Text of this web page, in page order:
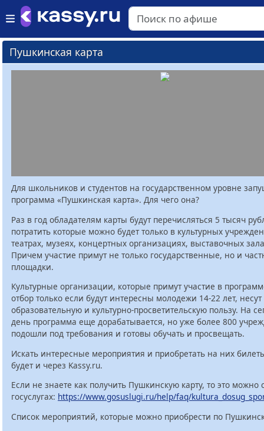
Пушкинская карта
Для школьников и студентов на государственном уровне
программа «Пушкинская карта». Для чего она?
Раз в год обладателям карты будут перечисляться 5 тысяч
потратить которые можно будет только в культурных
театрах, музеях, концертных организациях, выставочных
Причем участие примут не только государственные, но и
площадки.
Культурные организации, которые примут участие в
отбор только если будут интересны молодежи 14-22 лет,
образовательную и культурно-просветительскую пользу. На
день программа еще дорабатывается, но уже более 800
подошли под требования и готовы обучать и просвещать.
Искать интересные мероприятия и приобретать на них
будет и через Kassy.ru.
Если не знаете как получить Пушкинскую карту, то это можно
госуслугах: https://www.gosuslugi.ru/help/faq/
Список мероприятий, которые можно приобрести по